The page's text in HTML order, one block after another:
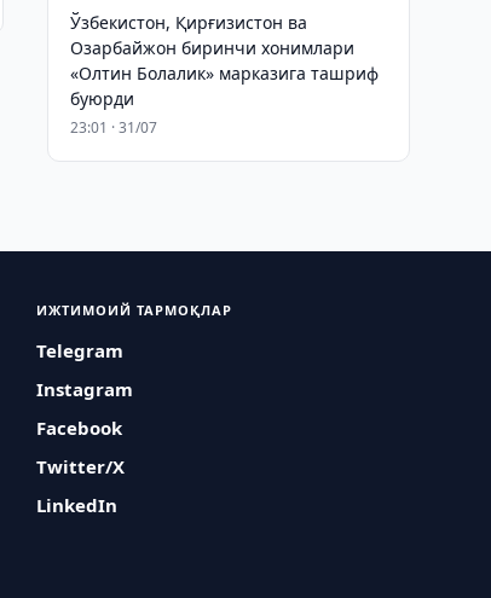
Ўзбекистон, Қирғизистон ва
Озарбайжон биринчи хонимлари
«Олтин Болалик» марказига ташриф
буюрди
23:01 · 31/07
ИЖТИМОИЙ ТАРМОҚЛАР
Telegram
Instagram
Facebook
Twitter/X
LinkedIn